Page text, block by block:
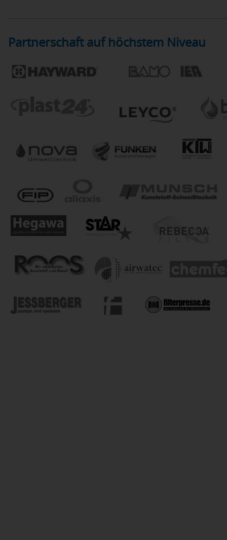
Partnerschaft auf höchstem Niveau